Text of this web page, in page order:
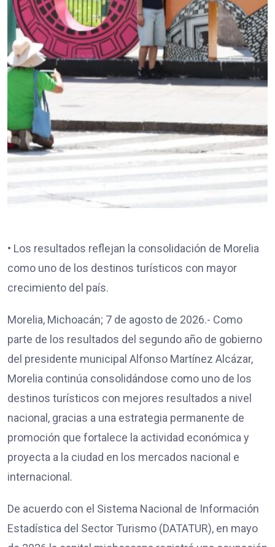
• Los resultados reflejan la consolidación de Morelia
como uno de los destinos turísticos con mayor
crecimiento del país.
Morelia, Michoacán; 7 de agosto de 2026.- Como
parte de los resultados del segundo año de gobierno
del presidente municipal Alfonso Martínez Alcázar,
Morelia continúa consolidándose como uno de los
destinos turísticos con mejores resultados a nivel
nacional, gracias a una estrategia permanente de
promoción que fortalece la actividad económica y
proyecta a la ciudad en los mercados nacional e
internacional.
De acuerdo con el Sistema Nacional de Información
Estadística del Sector Turismo (DATATUR), en mayo